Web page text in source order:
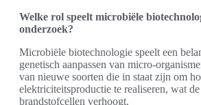
Welke rol speelt microbiële
onderzoek?
Microbiële biotechnologie speelt een
genetisch aanpassen van micro-
van nieuwe soorten die in staat zijn om
elektriciteitsproductie te realiseren, wat
brandstofcellen verhoogt.